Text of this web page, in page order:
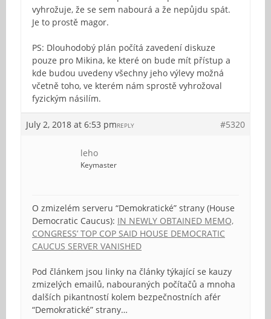
vyhrožuje, že se sem nabourá a že nepůjdu spát.
Je to prostě magor.
PS: Dlouhodobý plán počítá zavedení diskuze
pouze pro Mikina, ke které on bude mít přístup a
kde budou uvedeny všechny jeho výlevy možná
včetně toho, ve kterém nám sprostě vyhrožoval
fyzickým násilím.
July 2, 2018 at 6:53 pm #5320
REPLY
leho
Keymaster
O zmizelém serveru “Demokratické” strany (House
Democratic Caucus): IN NEWLY OBTAINED MEMO,
CONGRESS’ TOP COP SAID HOUSE DEMOCRATIC
CAUCUS SERVER VANISHED
Pod článkem jsou linky na články týkající se kauzy
zmizelých emailů, nabouraných počítačů a mnoha
dalších pikantností kolem bezpečnostních afér
“Demokratické” strany…